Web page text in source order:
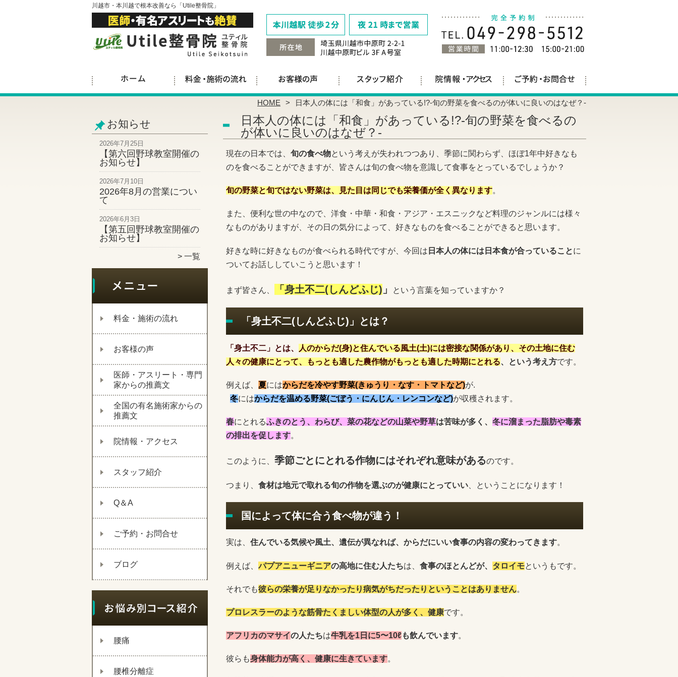
川越市・本川越で根本改善なら「Utile整骨院」
HOME 日本人の体には「和食」があっている!?-旬の野菜を食べるのが体いに良いのはなぜ？-
お知らせ
2026年7月25日
【第六回野球教室開催の
お知らせ】
2026年7月10日
2026年8月の営業につい
て
2026年6月3日
【第五回野球教室開催の
お知らせ】
一覧
料金・施術の流れ
お客様の声
医師・アスリート・専門
家からの推薦文
全国の有名施術家からの
推薦文
院情報・アクセス
スタッフ紹介
Q＆A
ご予約・お問合せ
ブログ
腰痛
腰椎分離症
日本人の体には「和食」があっている!?-旬の野菜を食べるの
が体いに良いのはなぜ？-
現在の日本では、 旬の食べ物という考えが失われつつあり、季節に関わらず、ほぼ1年中好きなも
のを食べることができますが、皆さんは旬の食べ物を意識して食事をとっているでしょうか？
旬の野菜と旬ではない野菜は、見た目は同じでも栄養価が全く異なります。
また、便利な世の中なので、洋食・中華・和食・アジア・エスニックなど料理のジャンルには様々
なものがありますが、その日の気分によって、好きなものを食べることができると思います。
好きな時に好きなものが食べられる時代ですが、今回は 日本人の体には日本食が合っていることに
ついてお話ししていこうと思います！
まず皆さん、 「身土不二(しんどふじ) 」 という言葉を知っていますか？
「身土不二(しんどふじ)」とは？
「身土不二」とは、
人のからだ(身)と住んでいる風土(土)には密接な関係があり、その土地に住む
人々の健康にとって、もっとも適した農作物がもっとも適した時期にとれる、という考え方です。
例えば、 夏にはからだを冷やす野菜(きゅうり・なす・トマトなど)が.
冬にはからだを温める野菜(ごぼう・にんじん・レンコンなど)が収穫されます。
春にとれるふきのとう、わらび、菜の花などの山菜や野草は苦味が多く、 冬に溜まった脂肪や毒素
の排出を促します。
このように、 季節ごとにとれる作物にはそれぞれ意味があるのです。
つまり、 食材は地元で取れる旬の作物を選ぶのが健康にとっていい、ということになります！
国によって体に合う食べ物が違う！
実は、 住んでいる気候や風土、遺伝が異なれば、からだにいい食事の内容の変わってきます。
例えば、パプアニューギニアの高地に住む人たちは、 食事のほとんどが、 タロイモというもです。
それでも彼らの栄養が足りなかったり病気がちだったりということはありません。
プロレスラーのような筋骨たくましい体型の人が多く、健康です。
アフリカのマサイの人たちは牛乳を1日に5〜10ℓも飲んでいます。
彼らも身体能力が高く、健康に生きています。